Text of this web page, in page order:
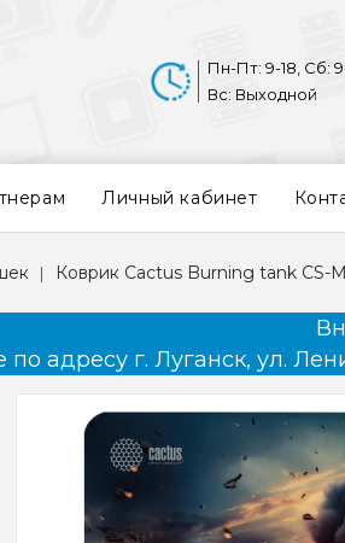
Пн-Пт: 9-18, Сб:
Вс: Выходной
Личный кабинет
Коврик Cactus Burning tank CS-
адресу г. Луганск, ул.